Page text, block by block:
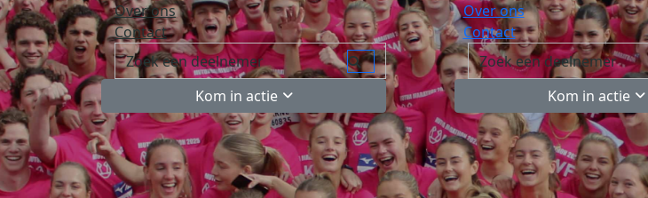
Over ons
Contact
Kom in actie
Over ons
Contact
Kom in actie